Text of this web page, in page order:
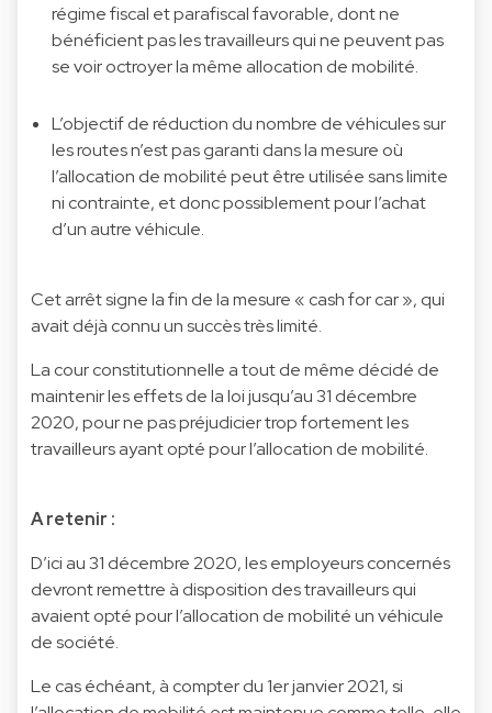
régime fiscal et parafiscal favorable, dont ne
bénéficient pas les travailleurs qui ne peuvent pas
se voir octroyer la même allocation de mobilité.
L’objectif de réduction du nombre de véhicules sur
les routes n’est pas garanti dans la mesure où
l’allocation de mobilité peut être utilisée sans limite
ni contrainte, et donc possiblement pour l’achat
d’un autre véhicule.
Cet arrêt signe la fin de la mesure « cash for car », qui
avait déjà connu un succès très limité.
La cour constitutionnelle a tout de même décidé de
maintenir les effets de la loi jusqu’au 31 décembre
2020, pour ne pas préjudicier trop fortement les
travailleurs ayant opté pour l’allocation de mobilité.
A retenir :
D’ici au 31 décembre 2020, les employeurs concernés
devront remettre à disposition des travailleurs qui
avaient opté pour l’allocation de mobilité un véhicule
de société.
Le cas échéant, à compter du 1er janvier 2021, si